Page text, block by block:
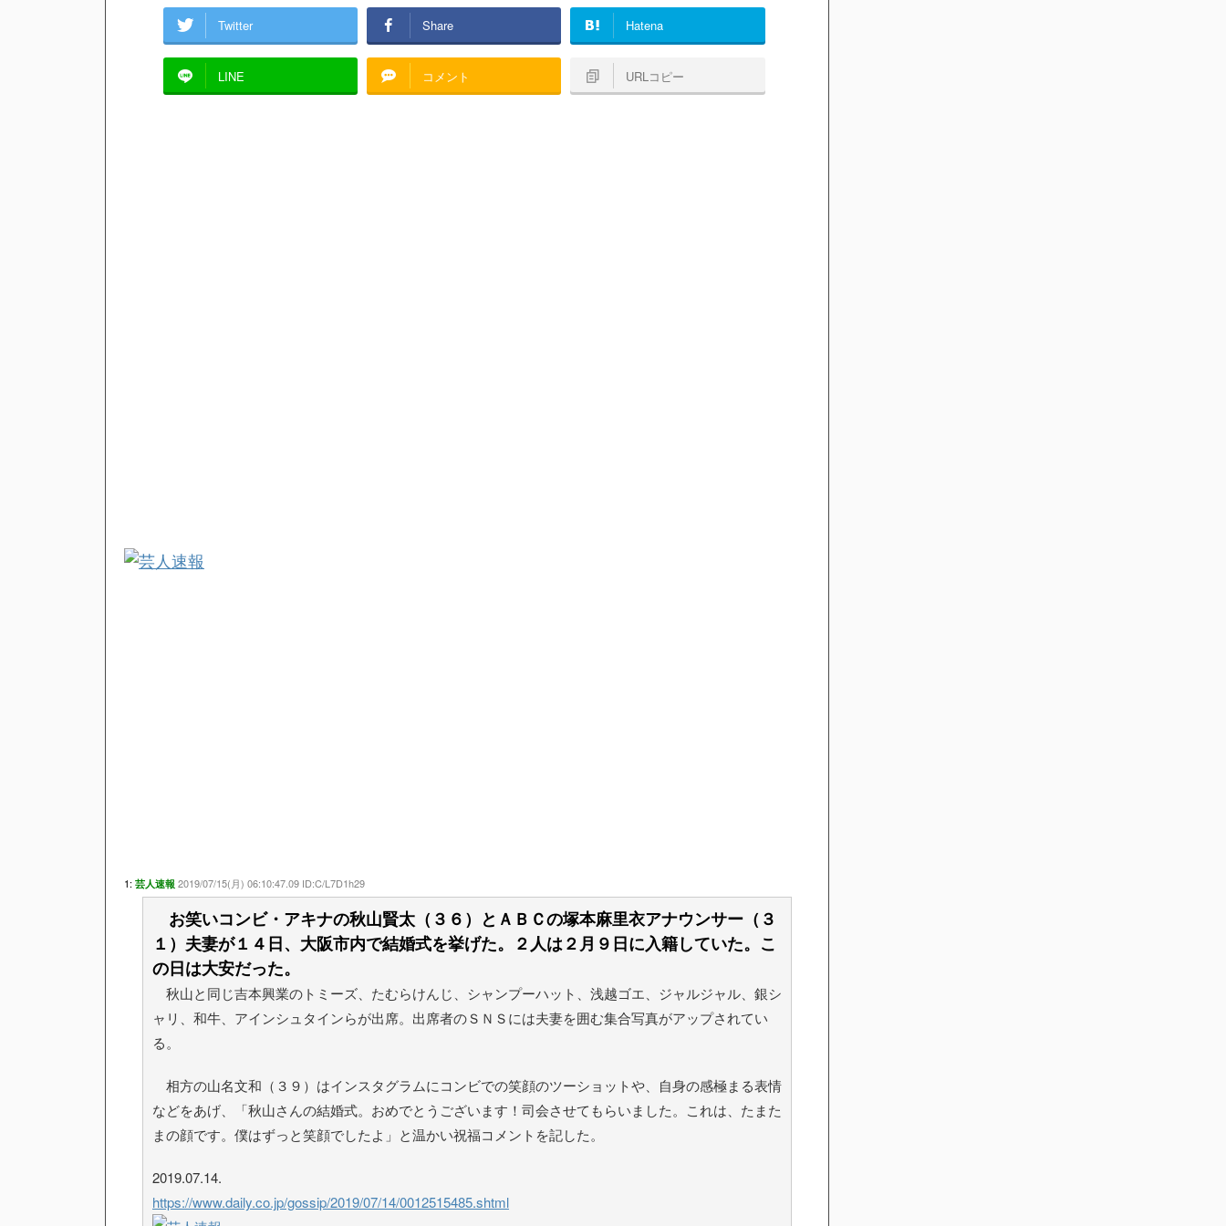
Twitter Share Hatena
LINE コメント URLコピー
1: 芸人速報 2019/07/15(月) 06:10:47.09 ID:C/L7D1h29
お笑いコンビ・アキナの秋山賢太（３６）とＡＢＣの塚本麻里衣アナウンサー（３
１）夫妻が１４日、大阪市内で結婚式を挙げた。２人は２月９日に入籍していた。こ
の日は大安だった。
秋山と同じ吉本興業のトミーズ、たむらけんじ、シャンプーハット、浅越ゴエ、ジャルジャル、銀シ
ャリ、和牛、アインシュタインらが出席。出席者のＳＮＳには夫妻を囲む集合写真がアップされてい
る。
相方の山名文和（３９）はインスタグラムにコンビでの笑顔のツーショットや、自身の感極まる表情
などをあげ、「秋山さんの結婚式。おめでとうございます！司会させてもらいました。これは、たまた
まの顔です。僕はずっと笑顔でしたよ」と温かい祝福コメントを記した。
2019.07.14.
https://www.daily.co.jp/gossip/2019/07/14/0012515485.shtml